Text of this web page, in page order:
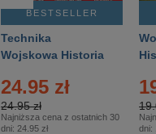
BESTSELLER
Technika
Wojskowa Historia
24.95 zł
24.95 zł
Najniższa cena z ostatnich 30
dni: 24.95 zł
–
dni: